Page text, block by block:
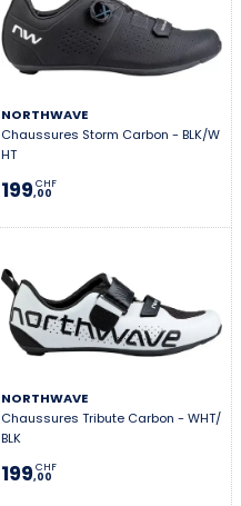
NORTHWAVE
Chaussures Storm Carbon - BLK/W
HT
199,00
CHF
NORTHWAVE
Chaussures Tribute Carbon - WHT/
BLK
199,00
CHF